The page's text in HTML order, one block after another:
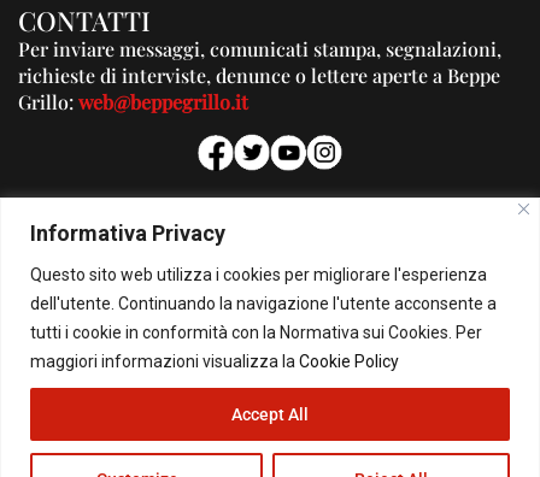
Informativa Privacy
Questo sito web utilizza i cookies per migliorare l'esperienza
dell'utente. Continuando la navigazione l'utente acconsente a
tutti i cookie in conformità con la Normativa sui Cookies. Per
maggiori informazioni visualizza la Cookie Policy
Accept All
CONTATTI
Per inviare messaggi, comunicati stampa, segnalazioni,
richieste di interviste, denunce o lettere aperte a Beppe
Grillo:web@beppegrillo.it
PUBBLICITA'
Per la tua pubblicità su questo Blog:
pubblicita@beppegrillo.it
© Copyright 2026 - Il Blog di Beppe Grillo. All Rights Reserved - Powered by
happygrafic.com